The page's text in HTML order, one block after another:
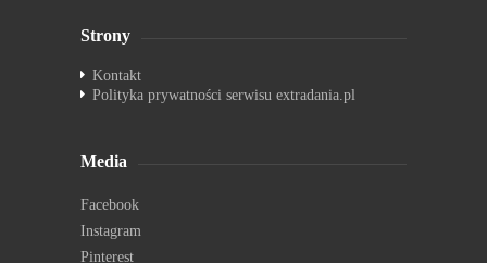
Strony
Kontakt
Polityka prywatności serwisu extradania.pl
Media
Facebook
Instagram
Pinterest